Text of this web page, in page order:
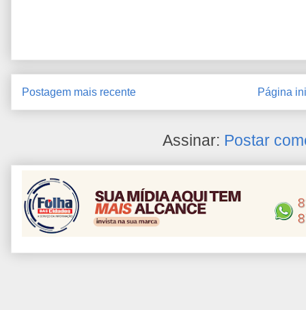
Postagem mais recente Página
Assinar: Postar